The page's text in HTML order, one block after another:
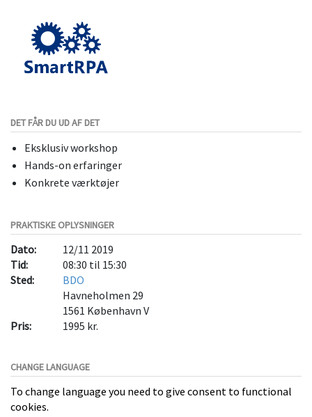
DET FÅR DU UD AF DET
Eksklusiv workshop
Hands-on erfaringer
Konkrete værktøjer
PRAKTISKE OPLYSNINGER
Dato:
12/11 2019
Tid:
08:30 til 15:30
Sted:
BDO
Havneholmen 29
1561 København V
Pris:
1995 kr.
CHANGE LANGUAGE
To change language you need to give consent to functional
cookies.